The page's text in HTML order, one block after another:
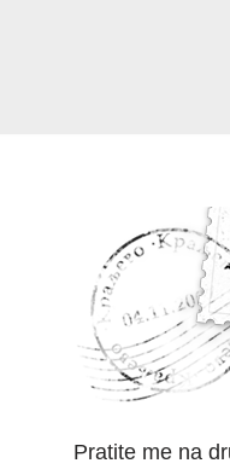
Pratite me na